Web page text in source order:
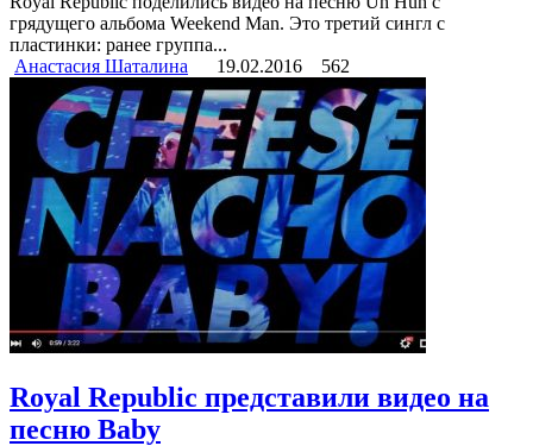
грядущего альбома Weekend Man. Это третий сингл с
пластинки: ранее группа...
Анастасия Шаталина
19.02.2016 562
Royal Republic представили видео на
песню Baby